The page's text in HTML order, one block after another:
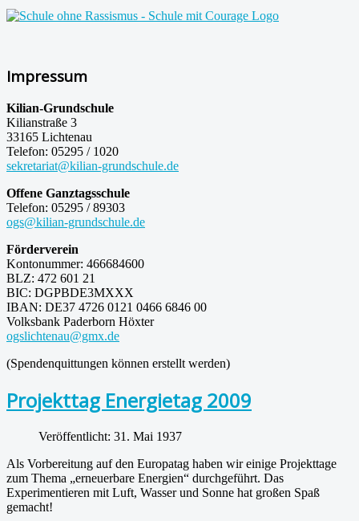
Impressum
Kilian-Grundschule
Kilianstraße 3
33165 Lichtenau
Telefon: 05295 / 1020
sekretariat@kilian-grundschule.de
Offene Ganztagsschule
Telefon: 05295 / 89303
ogs@kilian-grundschule.de
Förderverein
Kontonummer: 466684600
BLZ: 472 601 21
BIC: DGPBDE3MXXX
IBAN: DE37 4726 0121 0466 6846 00
Volksbank Paderborn Höxter
ogslichtenau@gmx.de
(Spendenquittungen können erstellt werden)
Projekttag Energietag 2009
Veröffentlicht: 31. Mai 1937
Als Vorbereitung auf den Europatag haben wir einige Projekttage
zum Thema „erneuerbare Energien“ durchgeführt. Das
Experimentieren mit Luft, Wasser und Sonne hat großen Spaß
gemacht!